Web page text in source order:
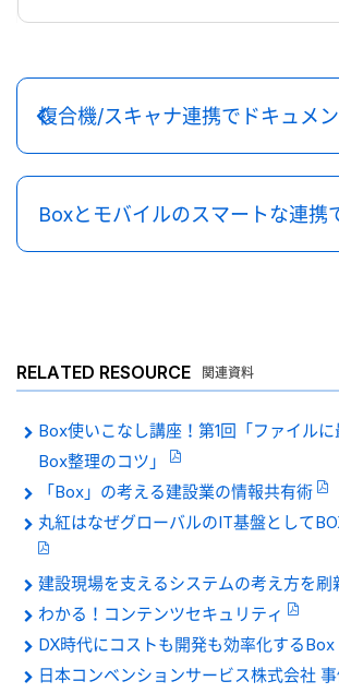
RELATED RESOURCE 関連資料
Box使いこなし講座！第1回「ファイルに
Box整理のコツ」
「Box」の考える建設業の情報共有術
丸紅はなぜグローバルのIT基盤として
建設現場を支えるシステムの考え方を刷
わかる！コンテンツセキュリティ
DX時代にコストも開発も効率化する
日本コンベンションサービス株式会社